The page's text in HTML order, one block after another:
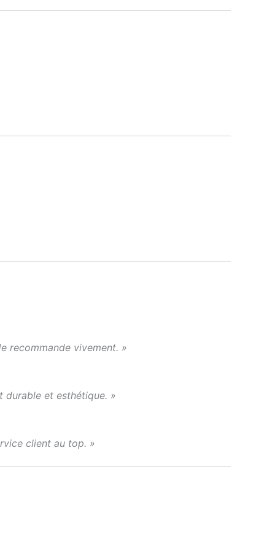
recommande vivement. »
durable et esthétique. »
client au top. »